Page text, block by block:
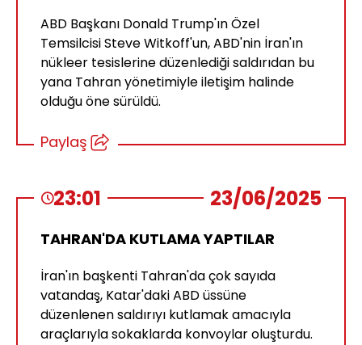
ABD Başkanı Donald Trump'ın Özel
Temsilcisi Steve Witkoff'un, ABD'nin İran'ın
nükleer tesislerine düzenlediği saldırıdan bu
yana Tahran yönetimiyle iletişim halinde
olduğu öne sürüldü.
Paylaş
23:01 23/06/2025
TAHRAN'DA KUTLAMA YAPTILAR
İran'ın başkenti Tahran'da çok sayıda
vatandaş, Katar'daki ABD üssüne
düzenlenen saldırıyı kutlamak amacıyla
araçlarıyla sokaklarda konvoylar oluşturdu.